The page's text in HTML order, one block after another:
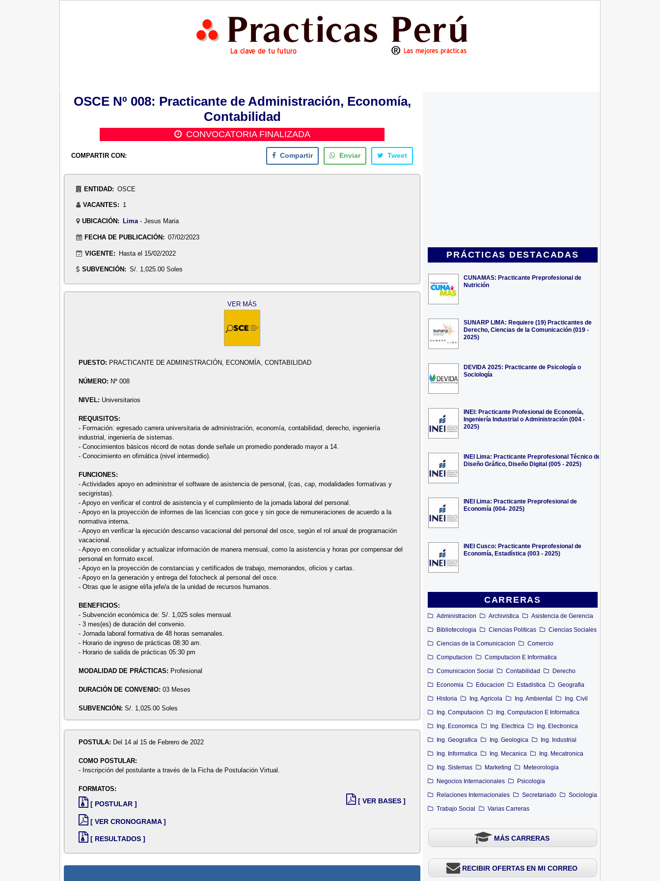
PRÁCTICAS DESTACADAS
CUNAMAS: Practicante Preprofesional de
Nutrición
SUNARP LIMA: Requiere (19) Practicantes de
Derecho, Ciencias de la Comunicación (019 -
2025)
DEVIDA 2025: Practicante de Psicología o
Sociología
INEI: Practicante Profesional de Economía,
Ingeniería Industrial o Administración (004 -
2025)
INEI Lima: Practicante Preprofesional Técnico de
Diseño Gráfico, Diseño Digital (005 - 2025)
INEI Lima: Practicante Preprofesional de
Economía (004- 2025)
INEI Cusco: Practicante Preprofesional de
Economía, Estadística (003 - 2025)
CARRERAS
Administracion Archivistica
Asistencia de Gerencia
Bibliotecologia
Ciencias Politicas
Ciencias Sociales
Ciencias de la Comunicacion
Comercio
Computacion
Computacion E Informatica
Comunicacion Social
Contabilidad
Derecho
Economia
Educacion Estadistica
Geografia
Historia
Ing. Agricola Ing. Ambiental
Ing. Civil
Ing. Computacion
Ing. Computacion E Informatica
Ing. Economica
Ing. Electrica
Ing. Electronica
Ing. Geografica
Ing. Geologica
Ing. Industrial
Ing. Informatica
Ing. Mecanica
Ing. Mecatronica
Ing. Sistemas
Marketing
Meteorologia
Negocios Internacionales
Psicologia
Relaciones Internacionales
Secretariado
Sociologia
Trabajo Social
Varias Carreras
MÁS CARRERAS
RECIBIR OFERTAS EN MI CORREO
OSCE Nº 008: Practicante de Administración, Economía,
Contabilidad
CONVOCATORIA FINALIZADA
COMPARTIR CON: Compartir Enviar Tweet
ENTIDAD: OSCE
VACANTES: 1
UBICACIÓN: Lima- Jesus Maria
FECHA DE PUBLICACIÓN: 07/02/2023
VIGENTE: Hasta el 15/02/2022
SUBVENCIÓN: S/. 1,025.00 Soles
VER MÁS
PUESTO: PRACTICANTE DE ADMINISTRACIÓN, ECONOMÍA, CONTABILIDAD
NÚMERO: Nº 008
NIVEL: Universitarios
REQUISITOS:
- Formación: egresado carrera universitaria de administración, economía, contabilidad, derecho, ingeniería
industrial, ingeniería de sistemas.
- Conocimientos básicos récord de notas donde señale un promedio ponderado mayor a 14.
- Conocimiento en ofimática (nivel intermedio).
FUNCIONES:
- Actividades apoyo en administrar el software de asistencia de personal, (cas, cap, modalidades formativas y
secigristas).
- Apoyo en verificar el control de asistencia y el cumplimiento de la jornada laboral del personal.
- Apoyo en la proyección de informes de las licencias con goce y sin goce de remuneraciones de acuerdo a la
normativa interna.
- Apoyo en verificar la ejecución descanso vacacional del personal del osce, según el rol anual de programación
vacacional.
- Apoyo en consolidar y actualizar información de manera mensual, como la asistencia y horas por compensar del
personal en formato excel.
- Apoyo en la proyección de constancias y certificados de trabajo, memorandos, oficios y cartas.
- Apoyo en la generación y entrega del fotocheck al personal del osce.
- Otras que le asigne el/la jefe/a de la unidad de recursos humanos.
BENEFICIOS:
- Subvención económica de: S/. 1,025 soles mensual.
- 3 mes(es) de duración del convenio.
- Jornada laboral formativa de 48 horas semanales.
- Horario de ingreso de prácticas 08:30 am.
- Horario de salida de prácticas 05:30 pm
MODALIDAD DE PRÁCTICAS: Profesional
DURACIÓN DE CONVENIO:03 Meses
SUBVENCIÓN:S/. 1,025.00 Soles
POSTULA: Del 14 al 15 de Febrero de 2022
COMO POSTULAR:
- Inscripción del postulante a través de la Ficha de Postulación Virtual.
FORMATOS:
[ POSTULAR ]
[ VER CRONOGRAMA ]
[ RESULTADOS ]
[ VER BASES ]